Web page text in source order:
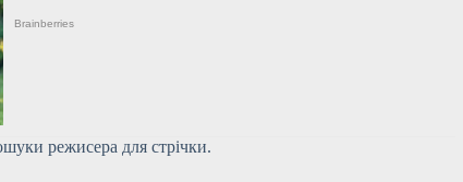
режисера для стрічки.